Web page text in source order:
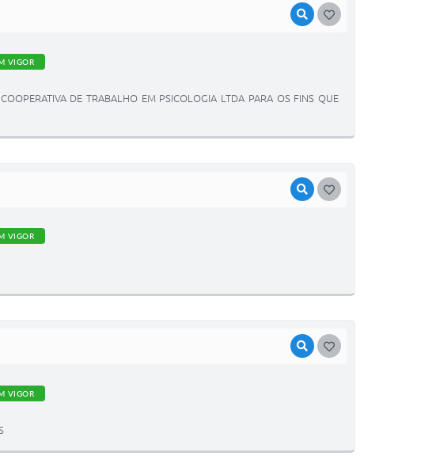
VISUALIZAR
VIGOR
DE TRABALHO EM PSICOLOGIA LTDA PARA OS FINS QUE
VISUALIZAR
VIGOR
VISUALIZAR
VIGOR